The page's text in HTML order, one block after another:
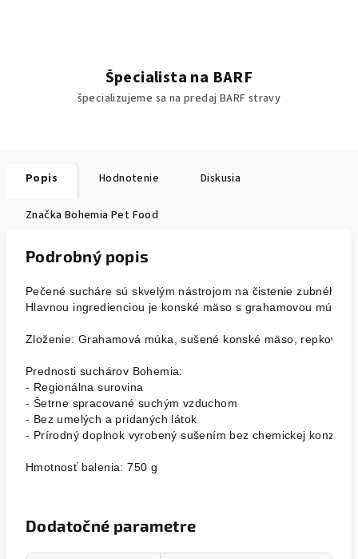
Špecialista na BARF
špecializujeme sa na predaj BARF stravy
Popis Hodnotenie Diskusia
Značka Bohemia Pet Food
Podrobný popis
Pečené sucháre sú skvelým nástrojom na čistenie zubného
Hlavnou ingredienciou je konské mäso s grahamovou
Zloženie: Grahamová múka, sušené konské mäso, repkový
Prednosti suchárov Bohemia:
- Regionálna surovina
- Šetrne spracované suchým vzduchom
- Bez umelých a pridaných látok
Hmotnosť balenia: 750 g
Dodatočné parametre